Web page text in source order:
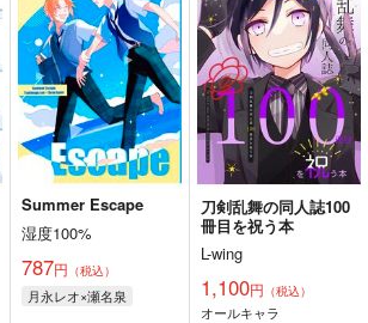
Summer Escape
湿度100%
787円 （税込）
月永レオ×瀬名泉
刀剣乱舞の同人誌100
冊目を祝う本
L-wing
1,100円 （税込）
オールキャラ